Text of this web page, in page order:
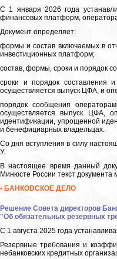
С 1 января 2026 года
финансовых платформ,
Документ определяет:
формы и состав включаемых в
инвестиционных платформ;
состав, формы, сроки и порядок
сроки и порядок составления
осуществляется выпуск ЦФА, и
порядок сообщения
осуществляется выпуск ЦФА,
идентификации, упрощенной
и бенефициарных владельцах.
Со дня вступления в силу
У.
В настоящее время данный
Минюсте России текст
• БАНКОВСКОЕ ДЕЛО
Решение Совета директоров
"Об обязательных резервных
С 1 августа 2025 года
Резервные требования и
небанковских кредитных